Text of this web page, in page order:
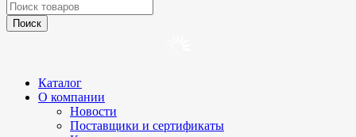
Каталог
О компании
Новости
Поставщики и сертификаты